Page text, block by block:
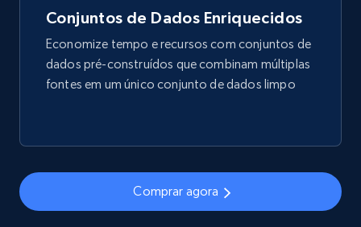
eCommerce
1.7K+ 254+ Buy Now
price, Currency, Sold, and more.
Conjuntos de Dados Enriquecidos
Economize tempo e recursos com conjuntos de
dados pré-construídos que combinam múltiplas
fontes em um único conjunto de dados limpo
Comprar agora